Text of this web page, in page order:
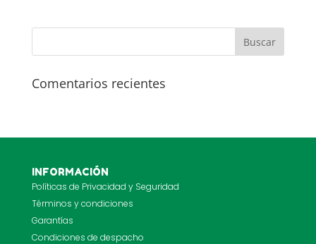
Comentarios recientes
INFORMACIÓN
Políticas de Privacidad y Seguridad
Términos y condiciones
Garantías
Condiciones de despacho